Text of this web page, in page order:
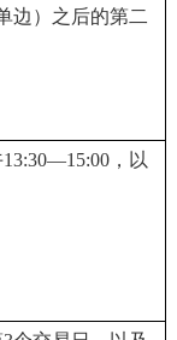
边）之后的第二
，以